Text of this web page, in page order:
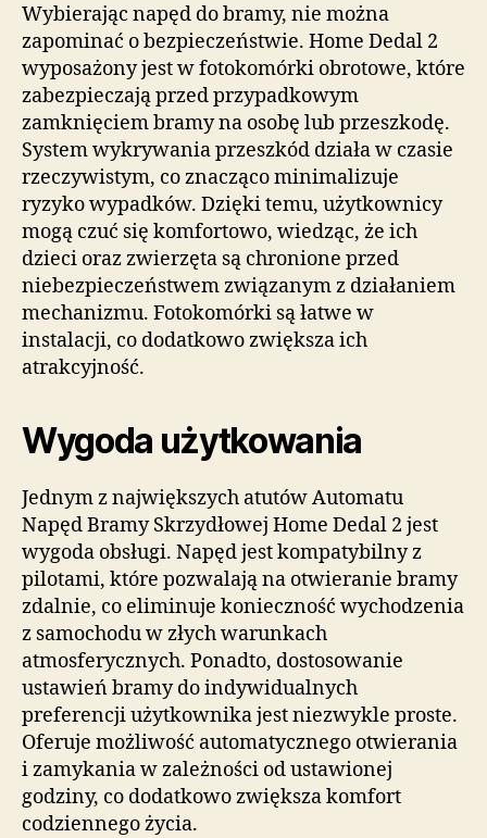
Wybierając napęd do bramy, nie można
zapominać o bezpieczeństwie. Home Dedal 2
wyposażony jest w fotokomórki obrotowe, które
zabezpieczają przed przypadkowym
zamknięciem bramy na osobę lub przeszkodę.
System wykrywania przeszkód działa w czasie
rzeczywistym, co znacząco minimalizuje
ryzyko wypadków. Dzięki temu, użytkownicy
mogą czuć się komfortowo, wiedząc, że ich
dzieci oraz zwierzęta są chronione przed
niebezpieczeństwem związanym z działaniem
mechanizmu. Fotokomórki są łatwe w
instalacji, co dodatkowo zwiększa ich
atrakcyjność.
Wygoda użytkowania
Jednym z największych atutów Automatu
Napęd Bramy Skrzydłowej Home Dedal 2 jest
wygoda obsługi. Napęd jest kompatybilny z
pilotami, które pozwalają na otwieranie bramy
zdalnie, co eliminuje konieczność wychodzenia
z samochodu w złych warunkach
atmosferycznych. Ponadto, dostosowanie
ustawień bramy do indywidualnych
preferencji użytkownika jest niezwykle proste.
Oferuje możliwość automatycznego otwierania
i zamykania w zależności od ustawionej
godziny, co dodatkowo zwiększa komfort
codziennego życia.